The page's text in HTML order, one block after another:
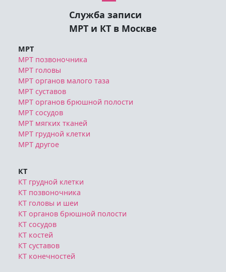
Служба записи
МРТ и КТ в Москве
МРТ
МРТ позвоночника
МРТ головы
МРТ органов малого таза
МРТ суставов
МРТ органов брюшной полости
МРТ сосудов
МРТ мягких тканей
МРТ грудной клетки
МРТ другое
КТ
КТ грудной клетки
КТ позвоночника
КТ головы и шеи
КТ органов брюшной полости
КТ сосудов
КТ костей
КТ суставов
КТ конечностей